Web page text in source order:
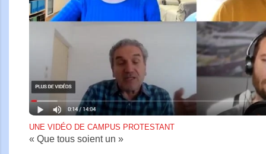
UNE VIDÉO DE CAMPUS PROTESTANT
« Que tous soient un »